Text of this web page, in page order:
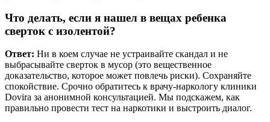
Что делать, если я нашел в вещах ребенка
сверток с изолентой?
Ответ: Ни в коем случае не устраивайте скандал и не
выбрасывайте сверток в мусор (это вещественное
доказательство, которое может повлечь риски). Сохраняйте
спокойствие. Срочно обратитесь к врачу-наркологу клиники
Dovira за анонимной консультацией. Мы подскажем, как
правильно провести тест на наркотики и выстроить диалог.